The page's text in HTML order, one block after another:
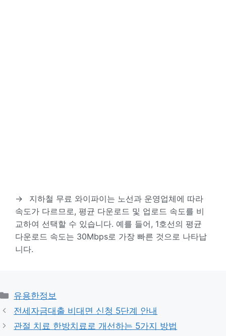
→
지하철 무료 와이파이는 노선과 운영업체에 따라
속도가 다르므로, 평균 다운로드 및 업로드 속도를 비
교하여 선택할 수 있습니다. 예를 들어, 1호선의 평균
다운로드 속도는 30Mbps로 가장 빠른 것으로 나타납
니다.
Categories
유용한정보
전세자금대출 비대면 신청 5단계 안내
관절 치료 한방치료로 개선하는 5가지 방법